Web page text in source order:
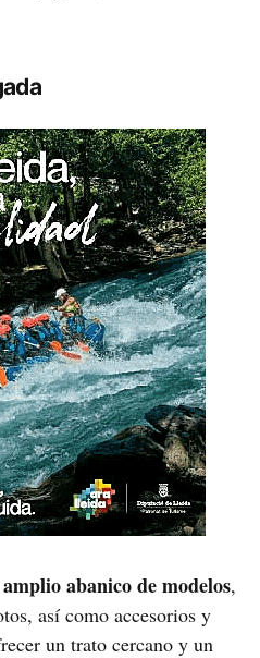
amplio abanico de modelos,
así como accesorios y
un trato cercano y un